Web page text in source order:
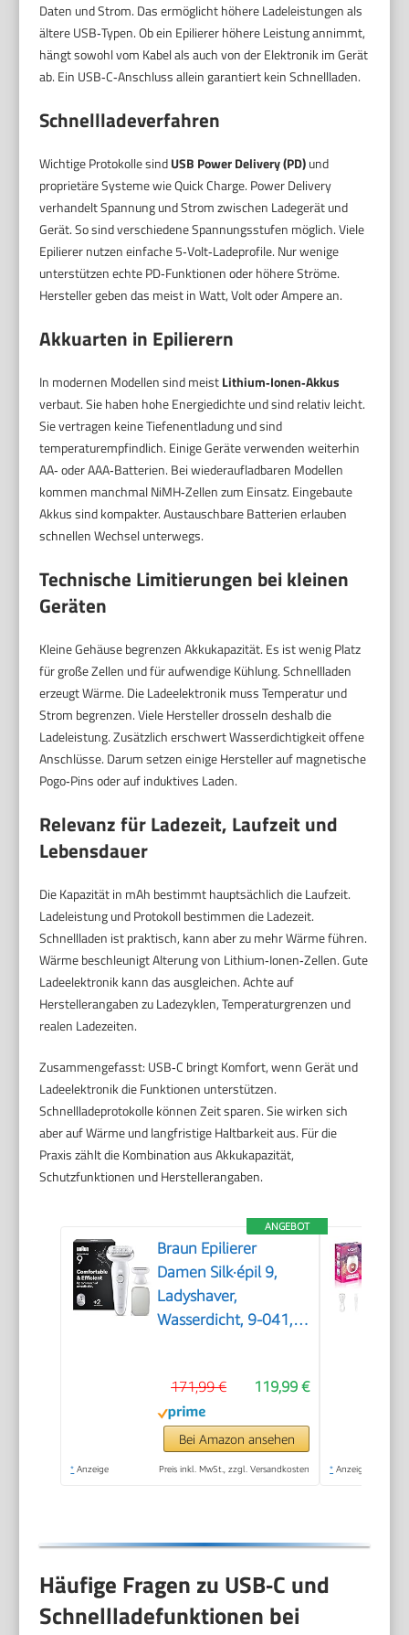
Daten und Strom. Das ermöglicht höhere Ladeleistungen als
ältere USB‑Typen. Ob ein Epilierer höhere Leistung annimmt,
hängt sowohl vom Kabel als auch von der Elektronik im Gerät
ab. Ein USB‑C‑Anschluss allein garantiert kein Schnellladen.
Schnellladeverfahren
Wichtige Protokolle sindUSB Power Delivery (PD)und
proprietäre Systeme wie Quick Charge. Power Delivery
verhandelt Spannung und Strom zwischen Ladegerät und
Gerät. So sind verschiedene Spannungsstufen möglich. Viele
Epilierer nutzen einfache 5‑Volt‑Ladeprofile. Nur wenige
unterstützen echte PD‑Funktionen oder höhere Ströme.
Hersteller geben das meist in Watt, Volt oder Ampere an.
Akkuarten in Epilierern
In modernen Modellen sind meistLithium‑Ionen‑Akkus
verbaut. Sie haben hohe Energiedichte und sind relativ leicht.
Sie vertragen keine Tiefenentladung und sind
temperaturempfindlich. Einige Geräte verwenden weiterhin
AA‑ oder AAA‑Batterien. Bei wiederaufladbaren Modellen
kommen manchmal NiMH‑Zellen zum Einsatz. Eingebaute
Akkus sind kompakter. Austauschbare Batterien erlauben
schnellen Wechsel unterwegs.
Technische Limitierungen bei kleinen
Geräten
Kleine Gehäuse begrenzen Akkukapazität. Es ist wenig Platz
für große Zellen und für aufwendige Kühlung. Schnellladen
erzeugt Wärme. Die Ladeelektronik muss Temperatur und
Strom begrenzen. Viele Hersteller drosseln deshalb die
Ladeleistung. Zusätzlich erschwert Wasserdichtigkeit offene
Anschlüsse. Darum setzen einige Hersteller auf magnetische
Pogo‑Pins oder auf induktives Laden.
Relevanz für Ladezeit, Laufzeit und
Lebensdauer
Die Kapazität in mAh bestimmt hauptsächlich die Laufzeit.
Ladeleistung und Protokoll bestimmen die Ladezeit.
Schnellladen ist praktisch, kann aber zu mehr Wärme führen.
Wärme beschleunigt Alterung von Lithium‑Ionen‑Zellen. Gute
Ladeelektronik kann das ausgleichen. Achte auf
Herstellerangaben zu Ladezyklen, Temperaturgrenzen und
realen Ladezeiten.
Zusammengefasst: USB‑C bringt Komfort, wenn Gerät und
Ladeelektronik die Funktionen unterstützen.
Schnellladeprotokolle können Zeit sparen. Sie wirken sich
aber auf Wärme und langfristige Haltbarkeit aus. Für die
Praxis zählt die Kombination aus Akkukapazität,
Schutzfunktionen und Herstellerangaben.
ANGEBOT
Braun Epilierer
Damen Silk·épil 9,
Ladyshaver,
Wasserdicht, 9-041,
119,99 €
171,99 €
Bei Amazon ansehen
* Anzeige Preis inkl. MwSt., zzgl. Versandkosten * Anzeige
Häufige Fragen zu USB‑C und
Schnellladefunktionen bei